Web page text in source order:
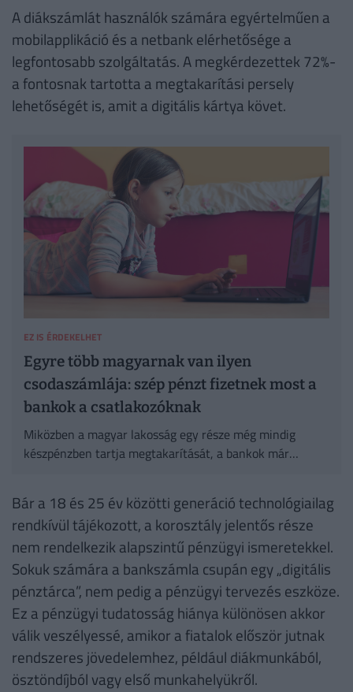
A diákszámlát használók számára egyértelműen a
mobilapplikáció és a netbank elérhetősége a
legfontosabb szolgáltatás. A megkérdezettek 72%-
a fontosnak tartotta a megtakarítási persely
lehetőségét is, amit a digitális kártya követ.
EZ IS ÉRDEKELHET
Egyre több magyarnak van ilyen
csodaszámlája: szép pénzt fizetnek most a
bankok a csatlakozóknak
Miközben a magyar lakosság egy része még mindig
készpénzben tartja megtakarítását, a bankok már
Bár a 18 és 25 év közötti generáció technológiailag
rendkívül tájékozott, a korosztály jelentős része
nem rendelkezik alapszintű pénzügyi ismeretekkel.
Sokuk számára a bankszámla csupán egy „digitális
pénztárca”, nem pedig a pénzügyi tervezés eszköze.
Ez a pénzügyi tudatosság hiánya különösen akkor
válik veszélyessé, amikor a fiatalok először jutnak
rendszeres jövedelemhez, például diákmunkából,
ösztöndíjból vagy első munkahelyükről.